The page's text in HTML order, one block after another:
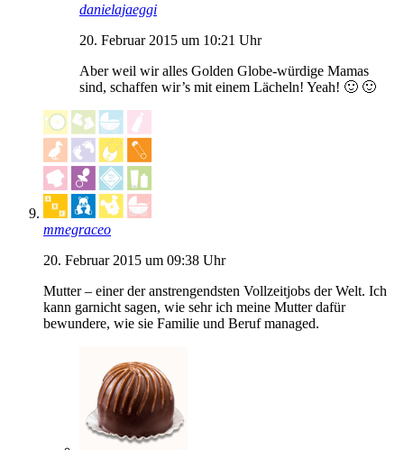
danielajaeggi
20. Februar 2015 um 10:21 Uhr
Aber weil wir alles Golden Globe-würdige Mamas
sind, schaffen wir’s mit einem Lächeln! Yeah! 🙂 🙂
mmegraceo
20. Februar 2015 um 09:38 Uhr
Mutter – einer der anstrengendsten Vollzeitjobs der Welt. Ich
kann garnicht sagen, wie sehr ich meine Mutter dafür
bewundere, wie sie Familie und Beruf managed.